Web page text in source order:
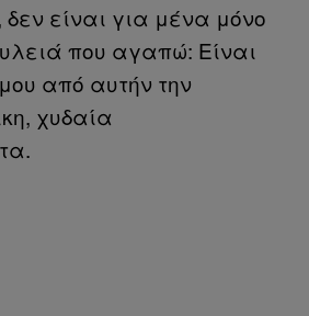
είναι για μένα μόνο
που αγαπώ: Είναι
από αυτήν την
χυδαία